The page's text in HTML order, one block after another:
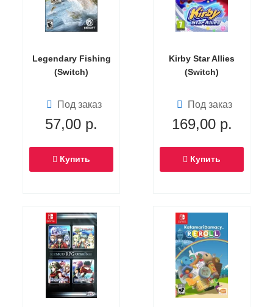
Legendary Fishing
(Switch)
Под заказ
57,00 р.
Купить
Kirby Star Allies
(Switch)
Под заказ
169,00р.
Купить